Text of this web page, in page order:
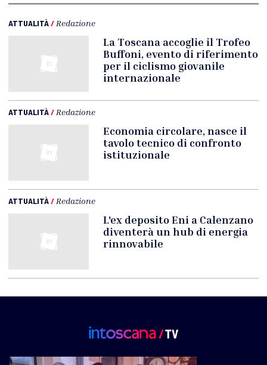
ATTUALITÀ/ Redazione
La Toscana accoglie il Trofeo
Buffoni, evento di riferimento
per il ciclismo giovanile
internazionale
ATTUALITÀ/ Redazione
Economia circolare, nasce il
tavolo tecnico di confronto
istituzionale
ATTUALITÀ/ Redazione
L'ex deposito Eni a Calenzano
diventerà un hub di energia
rinnovabile